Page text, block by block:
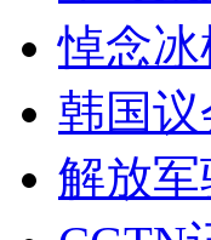
悼念
韩国
解放